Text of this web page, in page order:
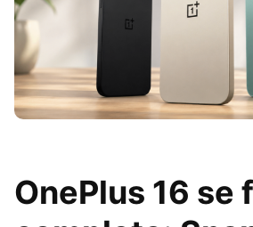
OnePlus 16 se